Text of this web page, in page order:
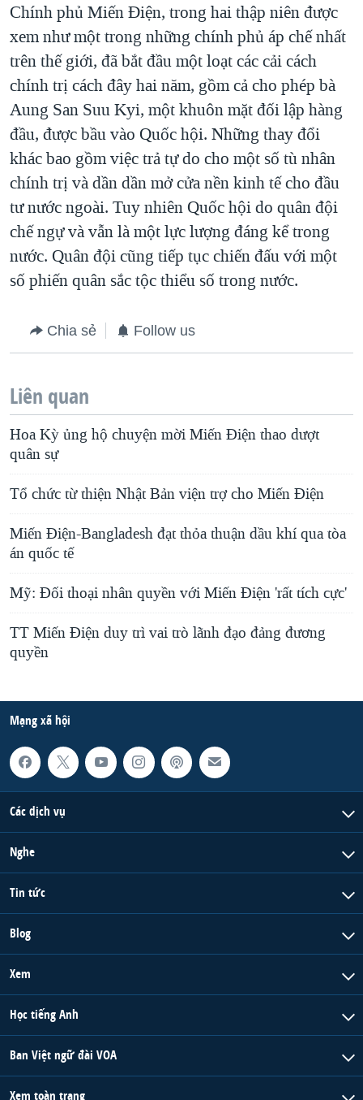
Chính phủ Miến Điện, trong hai thập niên được
xem như một trong những chính phủ áp chế nhất
trên thế giới, đã bắt đầu một loạt các cải cách
chính trị cách đây hai năm, gồm cả cho phép bà
Aung San Suu Kyi, một khuôn mặt đối lập hàng
đầu, được bầu vào Quốc hội. Những thay đổi
khác bao gồm việc trả tự do cho một số tù nhân
chính trị và dần dần mở cửa nền kinh tế cho đầu
tư nước ngoài. Tuy nhiên Quốc hội do quân đội
chế ngự và vẫn là một lực lượng đáng kể trong
nước. Quân đội cũng tiếp tục chiến đấu với một
số phiến quân sắc tộc thiểu số trong nước.
Chia sẻ Follow us
Liên quan
Hoa Kỳ ủng hộ chuyện mời Miến Điện thao dượt
quân sự
Tổ chức từ thiện Nhật Bản viện trợ cho Miến Điện
Miến Điện-Bangladesh đạt thỏa thuận dầu khí qua tòa
án quốc tế
Mỹ: Ðối thoại nhân quyền với Miến Điện 'rất tích cực'
TT Miến Điện duy trì vai trò lãnh đạo đảng đương
quyền
Mạng xã hội
Các dịch vụ
Nghe
Tin tức
Blog
Xem
Học tiếng Anh
Ban Việt ngữ đài VOA
Xem toàn trang